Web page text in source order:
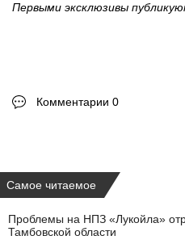
Первыми эксклюзивы
Комментарии 0
Самое читаемое
Проблемы на НПЗ «Лукойла»
Тамбовской области